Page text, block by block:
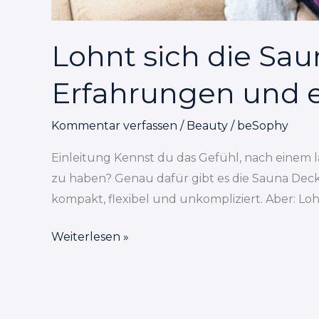
Lohnt sich die
Erfahrungen und
Kommentar verfassen / Beauty / beSophy
Einleitung Kennst du das Gefühl, nach
zu haben? Genau dafür gibt es die Sauna
kompakt, flexibel und unkompliziert. Aber:
Weiterlesen »